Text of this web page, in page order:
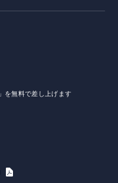
を無料で差し上げます